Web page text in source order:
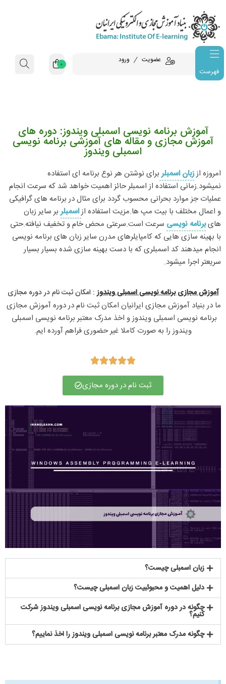
عضویت ورود 0
فهرست
آموزش برنامه نویسی اسمبلی ویندوز: دوره های
آموزش مجازی و مقاله های آموزشی برنامه نویسی
اسمبلی ویندوز
امروزه اززبان اسمبلر برای نوشتن هر نوع برنامه ای استفاده
نمیشود.زمانی استفاده از اسمبلر حائز اهمیت خواهد شد که سرعت انجام
عملیات جز موارد بحرانی محسوب گردد برای مثال در برنامه های گرافیکی
و اعمال مختلف با بیت مپ ها.مزیت استفاده ازاسمبلربر سایر زبان
هایبرنامه نویسی سرعت است.سرعتی محض خام و تخفیف نیافته.حتی
با بهینه سازی هایی که کامپایلرهای مدرن سایر زبان های برنامه نویسی
انجام میدهند کد اسمبلری که با دست بهینه سازی شده بسیار بسیار
سریعتر اجرا میشود.
آموزش مجازی برنامه نویسی اسمبلی ویندوز: امکان ثبت نام در دوره مجازی​
ویندوز را به صورت کاملا غیر حضوری فراهم آورده ایم.





ثبت نام در دوره مجازی
زبان اسمبلی چیست؟
دلیل اهمیت و محبوئبیت زبان اسمبلی چیست؟
چگونه در دوره آموزش مجازی برنامه نویسی اسمبلی ویندوز شرکت
کنیم؟
چگونه مدرک معتبر برنامه نویسی اسمبلی ویندوز را اخذ نماییم؟